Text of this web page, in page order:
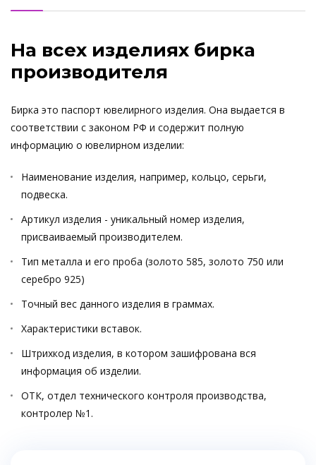
На всех изделиях бирка
производителя
Бирка это паспорт ювелирного изделия. Она выдается в
соответствии с законом РФ и содержит полную
информацию о ювелирном изделии:
Наименование изделия, например, кольцо, серьги,
подвеска.
Артикул изделия - уникальный номер изделия,
присваиваемый производителем.
Тип металла и его проба (золото 585, золото 750 или
серебро 925)
Точный вес данного изделия в граммах.
Характеристики вставок.
Штрихкод изделия, в котором зашифрована вся
информация об изделии.
ОТК, отдел технического контроля производства,
контролер №1.